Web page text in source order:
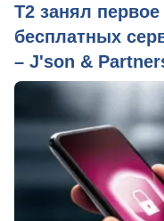
Т2 занял
бесплатных
– J'son &